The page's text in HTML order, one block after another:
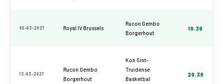
06-03-2027 Royal IV Brussels
Rucon Gembo
Borgerhout
19.30
13-03-2027
Rucon Gembo
Borgerhout
Kon Sint-
Truidense
Basketbal
20.30